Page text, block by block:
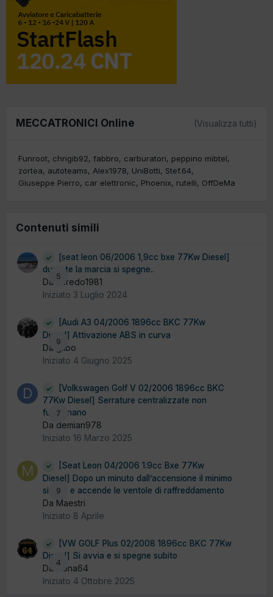
MECCATRONICI Online (Visualizza tutti)
Funroot chrigib92 fabbro carburatori
peppino mibtel
zortea
autoteams Alex1978 UniBotti
Stef.64
Giuseppe Pierro
car elettronic Phoenix rutelli OffDeMa
Contenuti simili
5
[seat leon 06/2006 1,9cc bxe 77Kw Diesel]
durante la marcia si spegne..
Da alfredo1981
Iniziato 3 Luglio 2024
9
[Audi A3 04/2006 1896cc BKC 77Kw
Diesel] Attivazione ABS in curva
Da gilbo
Iniziato 4 Giugno 2025
7
[Volkswagen Golf V 02/2006 1896cc BKC
77Kw Diesel] Serrature centralizzate non
funzionano
Da demian978
Iniziato 16 Marzo 2025
9
[Seat Leon 04/2006 1.9cc Bxe 77Kw
Diesel] Dopo un minuto dall’accensione il minimo
si alza e accende le ventole di raffreddamento
Da Maestri
Iniziato 8 Aprile
4
[VW GOLF Plus 02/2008 1896cc BKC 77Kw
Diesel] Si avvia e si spegne subito
Da Dona64
Iniziato 4 Ottobre 2025